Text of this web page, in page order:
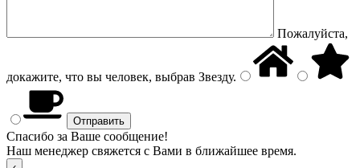
Пожалуйста,
докажите, что вы человек, выбрав Звезду.
Спасибо за Ваше сообщение!
Наш менеджер свяжется с Вами в ближайшее время.